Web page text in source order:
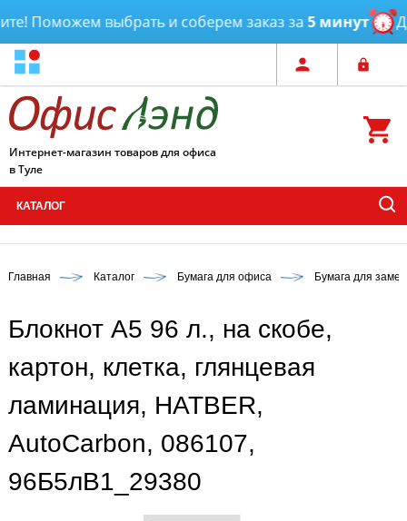
Поможем выбрать и соберем заказ за5 минут
Интернет-магазин товаров для офиса
в Туле
КАТАЛОГ
Главная Каталог Бумага для офиса Бумага для
Блокнот А5 96 л., на скобе,
картон, клетка, глянцевая
ламинация, HATBER,
AutoCarbon, 086107,
96Б5лВ1_29380